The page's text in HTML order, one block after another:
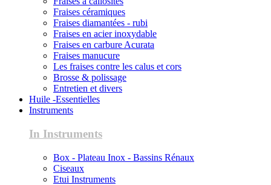
Fraises céramiques
Fraises diamantées - rubi
Fraises en acier inoxydable
Fraises en carbure Acurata
Fraises manucure
Les fraises contre les calus et cors
Brosse & polissage
Entretien et divers
Huile -Essentielles
Instruments
In Instruments
Box - Plateau Inox - Bassins Rénaux
Ciseaux
Etui Instruments